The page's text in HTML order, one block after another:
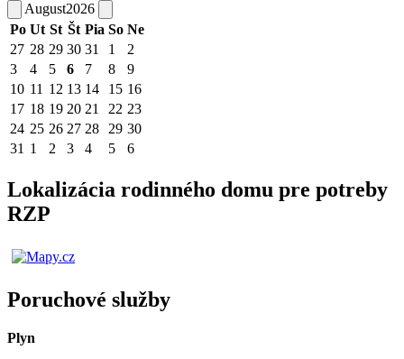
August2026
Po Ut St Št Pia So Ne
27 28 29 30 31 1
2
3
4 5 6 7 8
9
10 11 12 13 14 15 16
17 18 19 20 21 22 23
24 25 26 27 28 29 30
31 1 2 3 4 5 6
Lokalizácia rodinného domu pre potreby
RZP
Poruchové služby
Plyn